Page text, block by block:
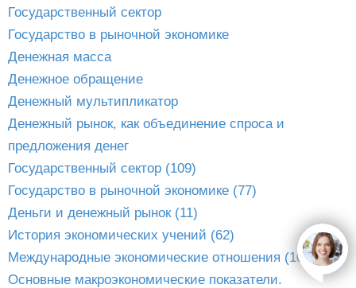
Государственный сектор
Государство в рыночной экономике
Денежная масса
Денежное обращение
Денежный мультипликатор
Денежный рынок, как объединение спроса и
предложения денег
Государственный сектор (109)
Государство в рыночной экономике (77)
Деньги и денежный рынок (11)
История экономических учений (62)
Международные экономические отношения (108)
Основные макроэкономические показатели.
open